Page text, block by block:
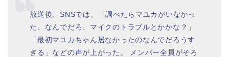
放送後、SNSでは、「調べたらマユカがいなかっ
た、なんでだろ、マイクのトラブルとかかな？」
「最初マユカちゃん居なかったのなんでだろうす
ぎる」などの声が上がった。 メンバー全員がそろ